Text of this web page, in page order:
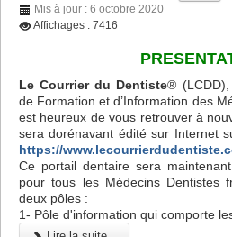
Mis à jour : 6 octobre 2020
Affichages : 7416
Le Courrier du Dentiste®
de Formation et d’Information des
est heureux de vous retrouver à
sera dorénavant édité sur Internet
https://
Ce portail dentaire sera
pour tous les Médecins Dentistes
deux pôles :
1- Pôle d'information qui comporte